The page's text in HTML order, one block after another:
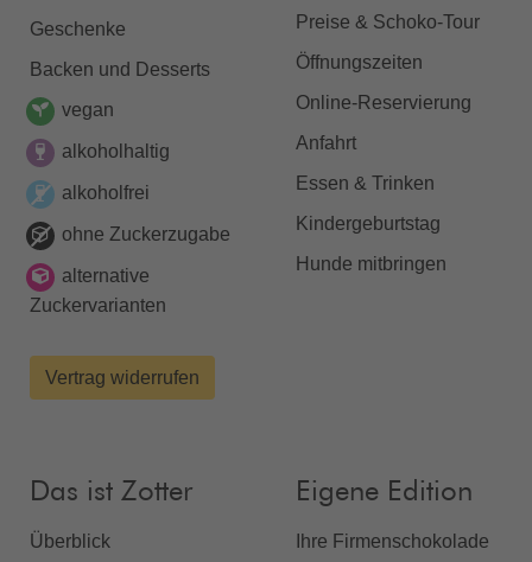
Geschenke
Backen und Desserts
vegan
alkoholhaltig
alkoholfrei
ohne Zuckerzugabe
alternative
Zuckervarianten
Vertrag widerrufen
Preise & Schoko-Tour
Öffnungszeiten
Online-Reservierung
Anfahrt
Essen & Trinken
Kindergeburtstag
Hunde mitbringen
Das ist Zotter
Überblick
Eigene Edition
Ihre Firmenschokolade